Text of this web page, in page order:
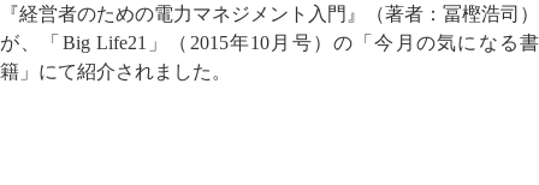
『経営者のための電力マネジメント入門』（著者：冨樫浩司）
が、「Big Life21」（2015年10月号）の「今月の気になる書
籍」にて紹介されました。